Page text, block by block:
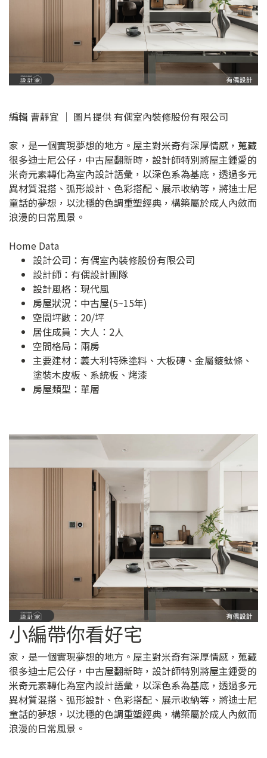
編輯 曹靜宜 │ 圖片提供 有偶室內裝修股份有限公司
家，是一個實現夢想的地方。屋主對米奇有深厚情感，蒐藏
很多迪士尼公仔，中古屋翻新時，設計師特別將屋主鍾愛的
米奇元素轉化為室內設計語彙，以深色系為基底，透過多元
異材質混搭、弧形設計、色彩搭配、展示收納等，將迪士尼
童話的夢想，以沈穩的色調重塑經典，構築屬於成人內斂而
浪漫的日常風景。
Home Data
設計公司： 有偶室內裝修股份有限公司
設計師：有偶設計團隊
設計風格：現代風
房屋狀況：中古屋(5~15年)
空間坪數：20/坪
居住成員：大人：2人
空間格局：兩房
主要建材：義大利特殊塗料、大板磚、金屬鍍鈦條、
塗裝木皮板、系統板、烤漆
房屋類型：單層
小編帶你看好宅
家，是一個實現夢想的地方。屋主對米奇有深厚情感，蒐藏
很多迪士尼公仔，中古屋翻新時，設計師特別將屋主鍾愛的
米奇元素轉化為室內設計語彙，以深色系為基底，透過多元
異材質混搭、弧形設計、色彩搭配、展示收納等，將迪士尼
童話的夢想，以沈穩的色調重塑經典，構築屬於成人內斂而
浪漫的日常風景。